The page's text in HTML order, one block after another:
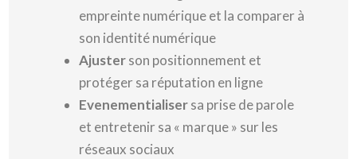
empreinte numérique et la comparer à
son identité numérique
Ajusterson positionnement et
protéger sa réputation en ligne
Evenementialisersa prise de parole
et entretenir sa « marque » sur les
réseaux sociaux